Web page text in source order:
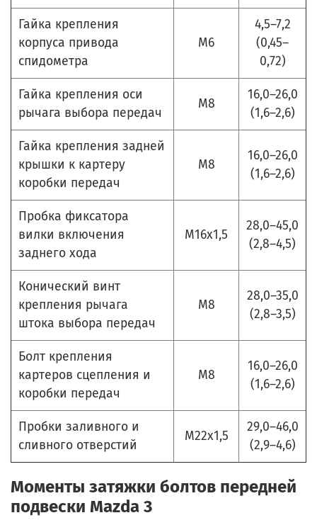
Гайка крепления
корпуса привода
спидометра
М6
4,5–7,2
(0,45–
0,72)
Гайка крепления оси
рычага выбора передач
М8
16,0–26,0
(1,6–2,6)
Гайка крепления задней
крышки к картеру
коробки передач
М8
16,0–26,0
(1,6–2,6)
Пробка фиксатора
вилки включения
заднего хода
М16х1,5
28,0–45,0
(2,8–4,5)
Конический винт
крепления рычага
штока выбора передач
М8
28,0–35,0
(2,8–3,5)
Болт крепления
картеров сцепления и
коробки передач
М8
16,0–26,0
(1,6–2,6)
Пробки заливного и
сливного отверстий
М22х1,5
29,0–46,0
(2,9–4,6)
Моменты затяжки болтов передней
подвески Mazda 3